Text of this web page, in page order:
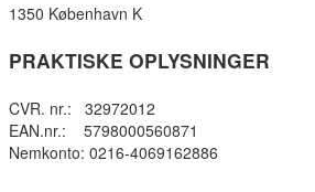
1350 København K
PRAKTISKE OPLYSNINGER
CVR. nr.: 32972012
EAN.nr.: 5798000560871
Nemkonto: 0216-4069162886